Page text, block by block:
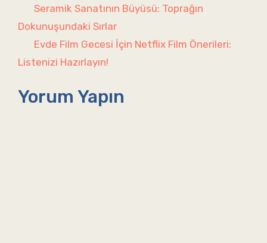
Seramik Sanatının Büyüsü: Toprağın
Dokunuşundaki Sırlar
Evde Film Gecesi İçin Netflix Film Önerileri:
Listenizi Hazırlayın!
Yorum Yapın